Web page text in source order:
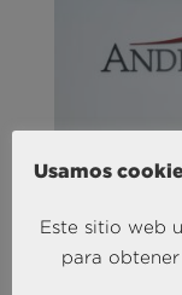
Andersen
España con la
como Socio
30 Sep 2025
Usamos
Este sitio web
para